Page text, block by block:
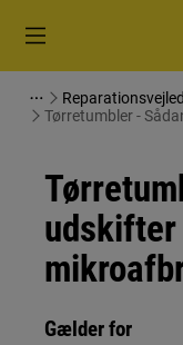
Tørretumbler -
udskifter
Gælder for